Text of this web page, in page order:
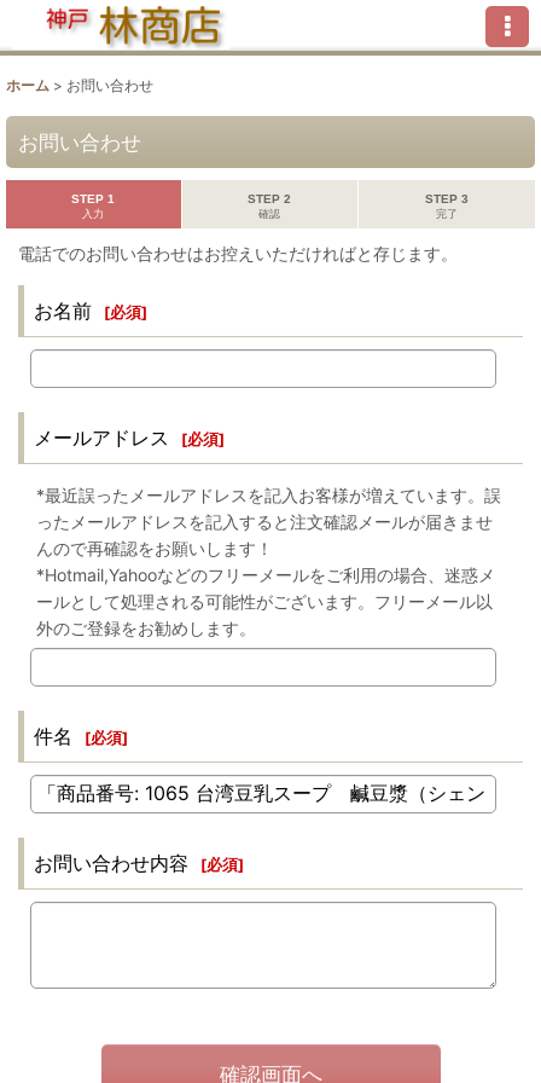
ホーム > お問い合わせ
お問い合わせ
STEP 1
入力
STEP 2
確認
STEP 3
完了
電話でのお問い合わせはお控えいただければと存じます。
お名前 [必須]
メールアドレス [必須]
*最近誤ったメールアドレスを記入お客様が増えています。誤
ったメールアドレスを記入すると注文確認メールが届きませ
んので再確認をお願いします！
*Hotmail,Yahooなどのフリーメールをご利用の場合、迷惑メ
ールとして処理される可能性がございます。フリーメール以
外のご登録をお勧めします。
件名 [必須]
お問い合わせ内容 [必須]
確認画面へ